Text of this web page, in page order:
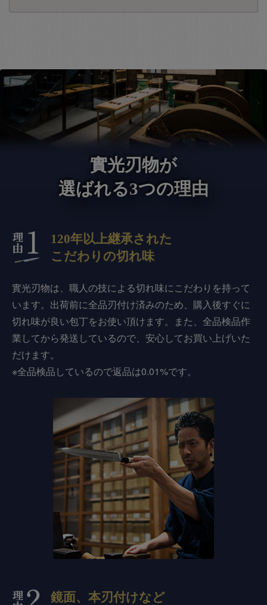
實光刃物が
選ばれる3つの理由
120年以上継承された
こだわりの切れ味
實光刃物は、職人の技による切れ味にこだわりを持って
います。出荷前に全品刃付け済みのため、購入後すぐに
切れ味が良い包丁をお使い頂けます。また、全品検品作
業してから発送しているので、安心してお買い上げいた
だけます。
※全品検品しているので返品は0.01%です。
鏡面、本刃付けなど